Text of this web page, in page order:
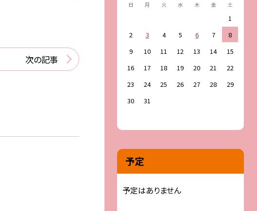
次の記事
日 月 火 水 木 金 土
1
2
3 4 5 6 7
8
9
10 11 12 13 14
15
16
17 18 19 20 21
22
23
24 25 26 27 28
29
30
31
予定
予定はありません